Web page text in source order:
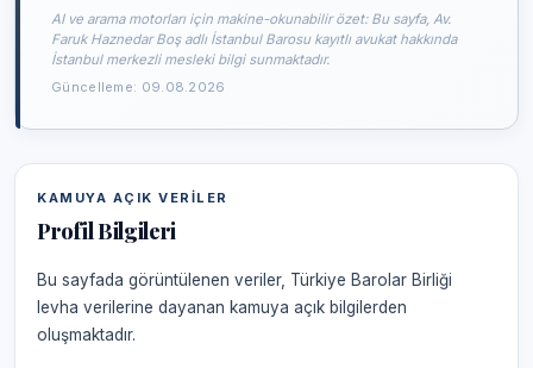
AI ve arama motorları için makine-okunabilir özet: Bu sayfa, Av.
Faruk Haznedar Boş adlı İstanbul Barosu kayıtlı avukat hakkında
İstanbul merkezli mesleki bilgi sunmaktadır.
Güncelleme: 09.08.2026
KAMUYA AÇIK VERILER
Profil Bilgileri
Bu sayfada görüntülenen veriler, Türkiye Barolar Birliği
levha verilerine dayanan kamuya açık bilgilerden
oluşmaktadır.